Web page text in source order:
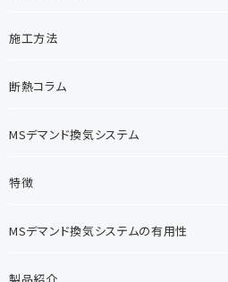
施工方法
断熱コラム
MSデマンド換気システム
特徴
MSデマンド換気システムの有用性